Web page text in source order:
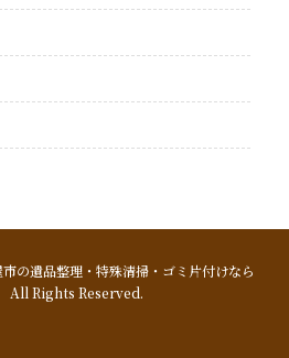
遺品整理・特殊清掃・ゴミ片付けなら
All Rights Reserved.